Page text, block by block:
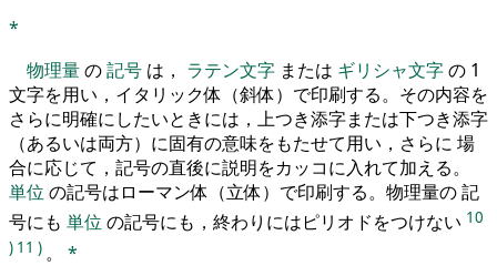
*
物理量の記号 は， ラテン文字 または ギリシャ文字の 1
文字を用い，イタリック体（斜体）で印刷する。その内容を
さらに明確にしたいときには，上つき添字または下つき添字
（あるいは両方）に固有の意味をもたせて用い，さらに 場
合に応じて，記号の直後に説明をカッコに入れて加える。
単位 の記号はローマン体（立体）で印刷する。物理量の 記
号にも 単位の記号にも，終わりにはピリオドをつけない 10
) 11 ) 。 *